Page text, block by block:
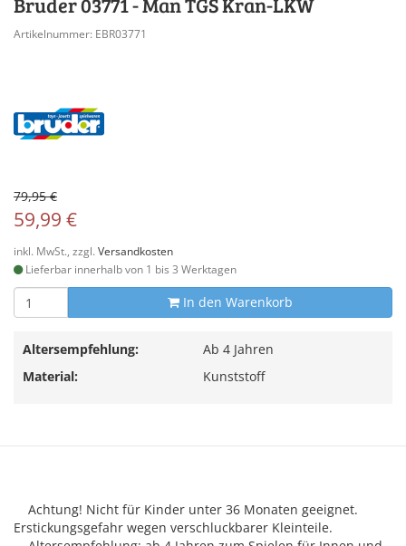
Artikelnummer: EBR03771
79,95 €
59,99 €
inkl. MwSt., zzgl. Versandkosten
Lieferbar innerhalb von 1 bis 3 Werktagen
In den Warenkorb
Altersempfehlung:
Ab 4 Jahren
Material:
Kunststoff
Achtung! Nicht für Kinder unter 36 Monaten geeignet.
Erstickungsgefahr wegen verschluckbarer Kleinteile.